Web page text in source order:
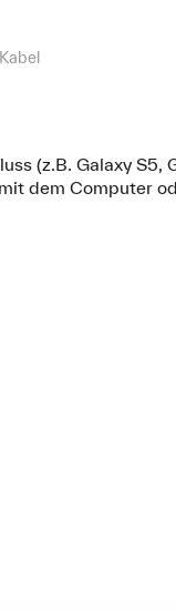
(z.B. Galaxy S5,
mit dem Computer